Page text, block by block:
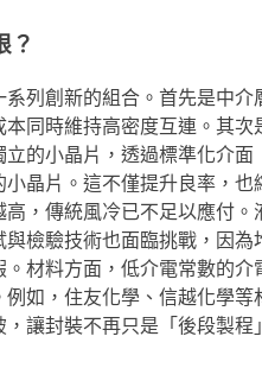
？
列創新的組合。首先是中
同時維持高密度互連。其
的小晶片，透過標準化介
晶片。這不僅提升良率，
，傳統風冷已不足以應付。
檢驗技術也面臨挑戰，因
材料方面，低介電常數的
如，住友化學、信越化學
讓封裝不再只是「後段製